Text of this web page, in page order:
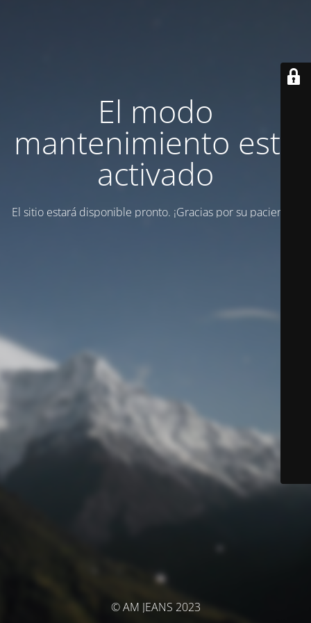
El modo
mantenimiento está
activado
El sitio estará disponible pronto. ¡Gracias por su paciencia!
© AM JEANS 2023